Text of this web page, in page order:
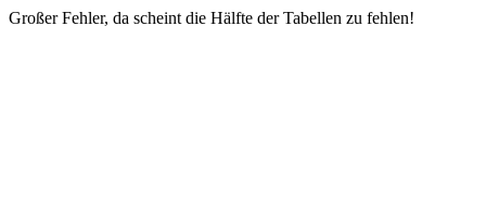
Großer Fehler, da scheint die Hälfte der Tabellen zu fehlen!